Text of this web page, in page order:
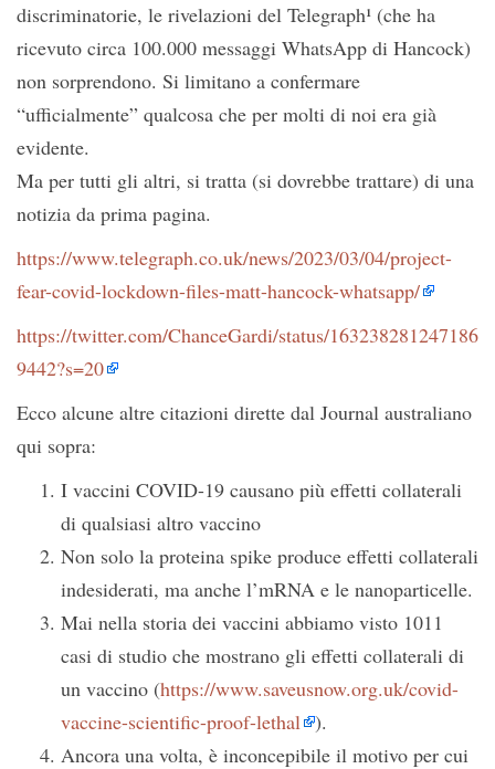
discriminatorie, le rivelazioni del Telegraph¹ (che ha
ricevuto circa 100.000 messaggi WhatsApp di Hancock)
non sorprendono. Si limitano a confermare
“ufficialmente” qualcosa che per molti di noi era già
evidente.
Ma per tutti gli altri, si tratta (si dovrebbe trattare) di una
notizia da prima pagina.
https://www.telegraph.co.uk/news/2023/03/04/project-
fear-covid-lockdown-files-matt-hancock-whatsapp/
https://twitter.com/ChanceGardi/status/163238281247186
9442?s=20
Ecco alcune altre citazioni dirette dal Journal australiano
qui sopra:
I vaccini COVID-19 causano più effetti collaterali
di qualsiasi altro vaccino
Non solo la proteina spike produce effetti collaterali
indesiderati, ma anche l’mRNA e le nanoparticelle.
Mai nella storia dei vaccini abbiamo visto 1011
casi di studio che mostrano gli effetti collaterali di
un vaccino (https://www.saveusnow.org.uk/covid-
vaccine-scientific-proof-lethal ).
Ancora una volta, è inconcepibile il motivo per cui